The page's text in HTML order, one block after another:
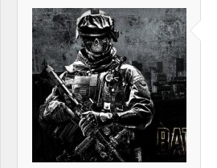
e
n
k
u
m
p
o
k
r
e
t
a
j